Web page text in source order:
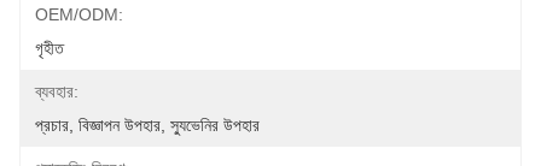
OEM/ODM:
গৃহীত
ব্যবহার:
প্রচার, বিজ্ঞাপন উপহার, স্যুভেনির উপহার